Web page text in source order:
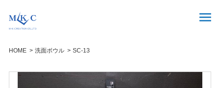
HOME 洗面ボウル SC-13